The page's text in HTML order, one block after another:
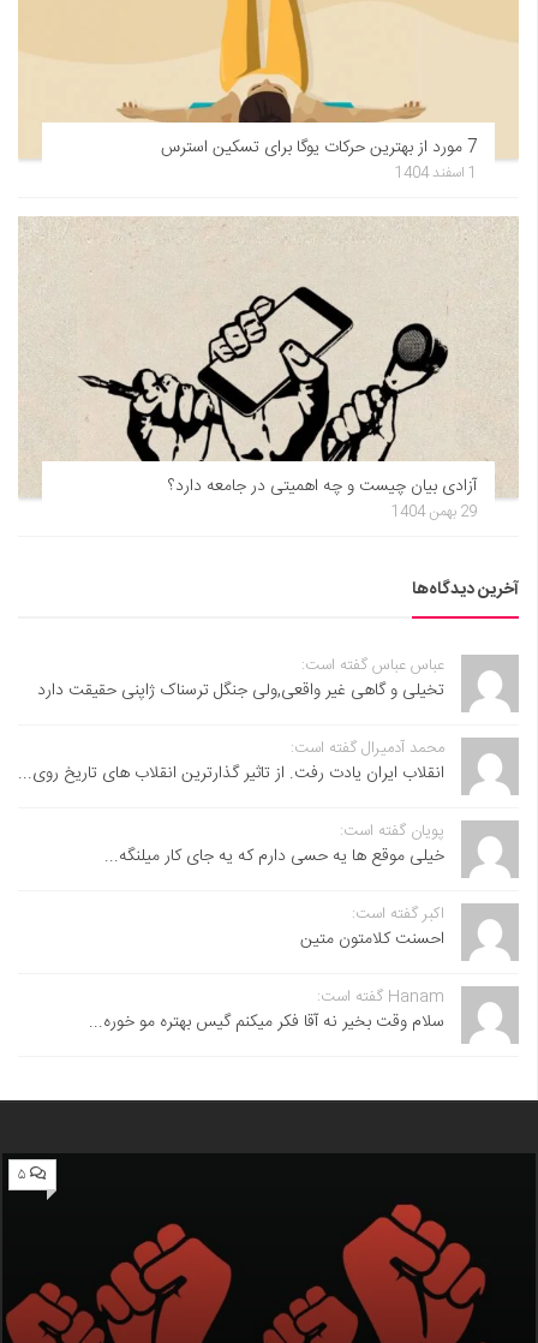
7 مورد از بهترین حرکات یوگا برای تسکین استرس
1 اسفند 1404
آزادی بیان چیست و چه اهمیتی در جامعه دارد؟
29 بهمن 1404
آخرین دیدگاه‌ها
عباس عباس گفته است:
تخیلی و گاهی غیر واقعی,ولی جنگل ترسناک ژاپنی حقیقت دارد
محمد آدمیرال گفته است:
انقلاب ایران یادت رفت. از تاثیر گذارترین انقلاب های تاریخ روی...
پویان گفته است:
خیلی موقع ها یه حسی دارم که یه جای کار میلنگه...
اکبر گفته است:
احسنت ‌کلامتون متین
Hanam گفته است:
سلام وقت بخیر نه آقا فکر میکنم گیس بهتره مو خوره...
۵